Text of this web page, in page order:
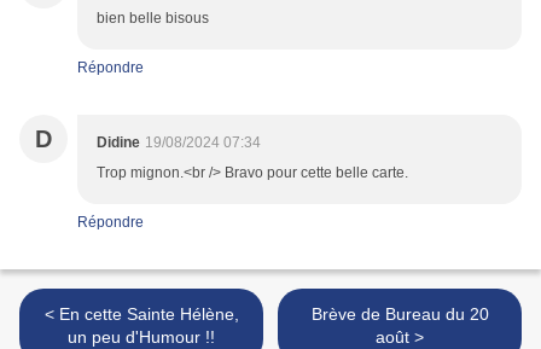
bien belle bisous
Répondre
D Didine 19/08/2024 07:34
Trop mignon.<br /> Bravo pour cette belle carte.
Répondre
< En cette Sainte Hélène,
un peu d'Humour !!
Brève de Bureau du 20
août >